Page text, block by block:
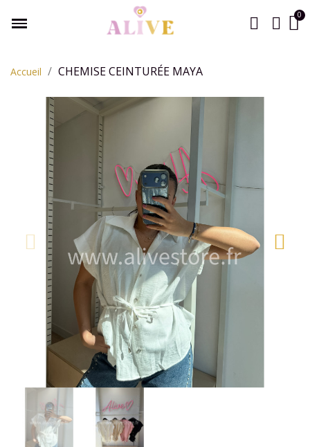
Accueil CHEMISE CEINTURÉE MAYA